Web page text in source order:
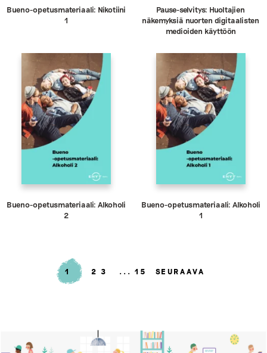
Bueno-opetusmateriaali: Nikotiini
1
Pause-selvitys: Huoltajien
näkemyksiä nuorten digitaalisten
medioiden käyttöön
Bueno-opetusmateriaali: Alkoholi
2
Bueno-opetusmateriaali: Alkoholi
1
1 2 3 15 SEURAAVA